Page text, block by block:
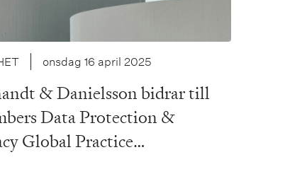
onsdag 16 april 2025
& Danielsson bidrar till
Data Protection &
Global Practice…